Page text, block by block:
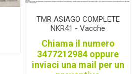
TMR ASIAGO COMPLETE
NKR41 - Vacche
Chiama il numero
3477212984 oppure
inviaci una mail per un